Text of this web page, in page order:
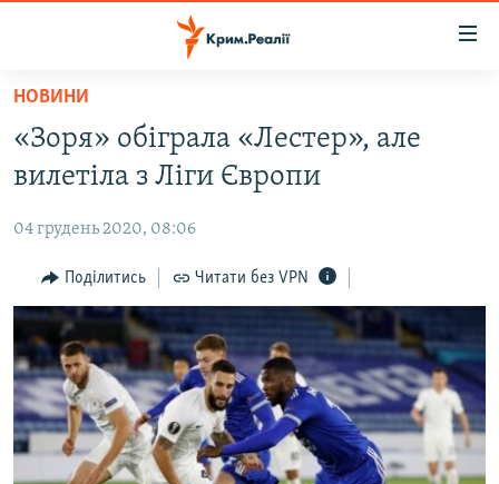
Перейти
основного
матеріалу
до
навігації
Перейти
до
пошуку
ВОДА.КРИМ
ПОЛІТИКА
БЛОГИ
ПОГЛЯД
ІНТЕРВ'Ю
ВСЕ ЗА ДЕНЬ
СПЕЦПРОЕКТИ
ДЕПОРТАЦІЯ
ЯК ОБІЙТИ БЛОКУВАННЯ
НОВИНИ
«Зоря» обіграла «Лестер», але
вилетіла з Ліги Європи
04 грудень 2020, 08:06
Поділитись Читати без VPN